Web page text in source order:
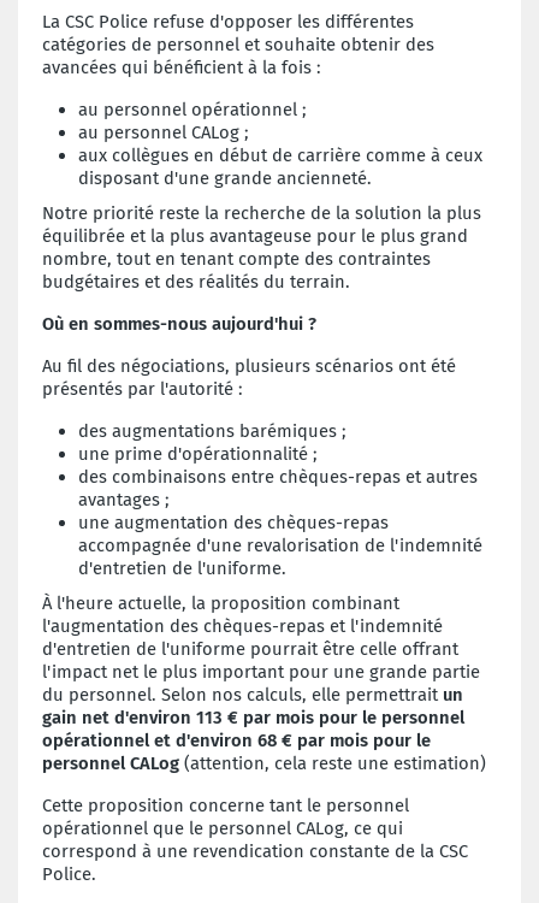
La CSC Police refuse d'opposer les différentes
catégories de personnel et souhaite obtenir des
avancées qui bénéficient à la fois :
au personnel opérationnel ;
au personnel CALog ;
aux collègues en début de carrière comme à ceux
disposant d'une grande ancienneté.
Notre priorité reste la recherche de la solution la plus
équilibrée et la plus avantageuse pour le plus grand
nombre, tout en tenant compte des contraintes
budgétaires et des réalités du terrain.
Où en sommes-nous aujourd'hui ?
Au fil des négociations, plusieurs scénarios ont été
présentés par l'autorité :
des augmentations barémiques ;
une prime d'opérationnalité ;
des combinaisons entre chèques-repas et autres
avantages ;
une augmentation des chèques-repas
accompagnée d'une revalorisation de l'indemnité
d'entretien de l'uniforme.
À l'heure actuelle, la proposition combinant
l'augmentation des chèques-repas et l'indemnité
d'entretien de l'uniforme pourrait être celle offrant
l'impact net le plus important pour une grande partie
du personnel. Selon nos calculs, elle permettrait un
gain net d'environ 113 € par mois pour le personnel
opérationnel et d'environ 68 € par mois pour le
personnel CALog (attention, cela reste une estimation)
Cette proposition concerne tant le personnel
opérationnel que le personnel CALog, ce qui
correspond à une revendication constante de la CSC
Police.